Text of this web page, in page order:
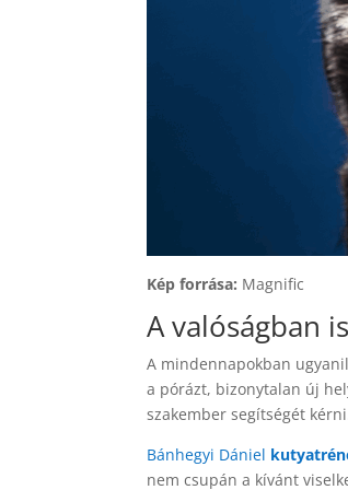
Kép forrása: Magnific
A valóságban
A mindennapokban
a pórázt, bizonytalan új
szakember segítségét
Bánhegyi Dániel
nem csupán a kívánt